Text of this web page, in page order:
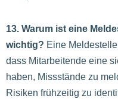
13. Warum ist eine
wichtig? Eine
dass Mitarbeitende eine
haben, Missstände zu
Risiken frühzeitig zu